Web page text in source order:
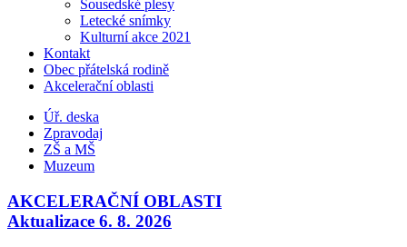
Sousedské plesy
Letecké snímky
Kulturní akce 2021
Kontakt
Obec přátelská rodině
Akcelerační oblasti
Úř. deska
Zpravodaj
ZŠ a MŠ
Muzeum
AKCELERAČNÍ OBLASTI
Aktualizace 6. 8. 2026